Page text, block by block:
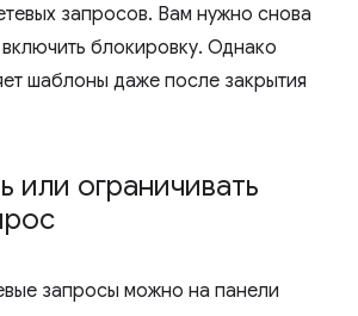
запросов. Вам нужно снова
блокировку. Однако
шаблоны даже после закрытия
или ограничивать
запросы можно на панели